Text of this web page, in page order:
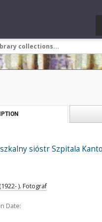
sióstr Szpitala
). Fotograf
Date: